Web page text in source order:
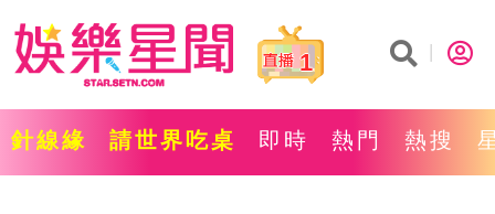
1
針線緣 請世界吃桌 即時 熱門 熱搜